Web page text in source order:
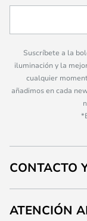
Suscríbete a la
iluminación y la
cualquier
añadimos en cada
CONTACTO
ATENCIÓN